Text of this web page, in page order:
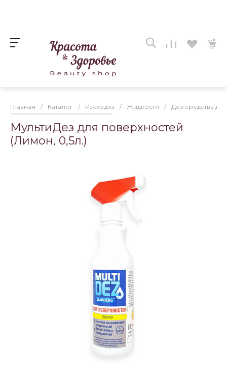
Главная / Каталог / Расходка / Жидкости / Дез.средства
МультиДез для поверхностей
(Лимон, 0,5л.)